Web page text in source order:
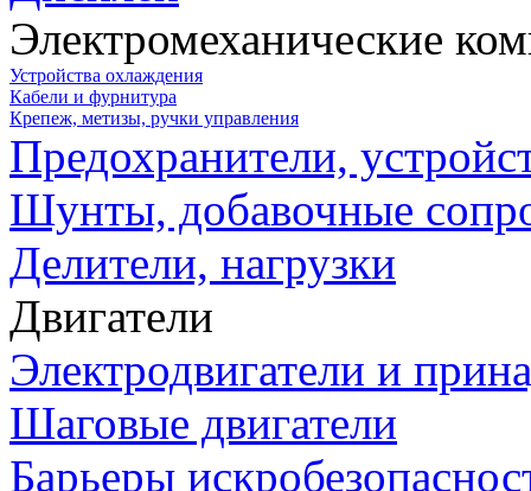
Электромеханические
Устройства охлаждения
Кабели и фурнитура
Крепеж, метизы, ручки управления
Предохранители,
Шунты, добавочные
Делители, нагрузки
Двигатели
Электродвигатели и
Шаговые двигатели
Барьеры